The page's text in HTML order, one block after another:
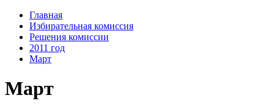
Главная
Избирательная комиссия
Решения комиссии
2011 год
Март
Март